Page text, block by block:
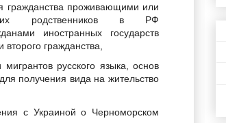
гражданства проживающими или
родственников в РФ
иностранных государств
второго гражданства,
русского языка, основ
получения вида на жительство
с Украиной о Черноморском